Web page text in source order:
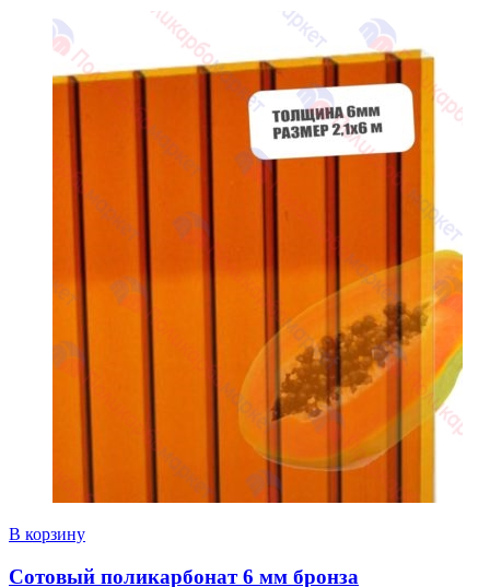
В корзину
Сотовый поликарбонат 6 мм бронза